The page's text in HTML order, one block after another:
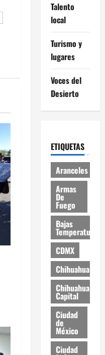
Talento
local
Turismo y
lugares
Voces del
Desierto
ETIQUETAS
Aranceles
Armas
De
Fuego
Bajas
Temperaturas
CDMX
Chihuahua
Chihuahua
Capital
Ciudad
de
México
Ciudad